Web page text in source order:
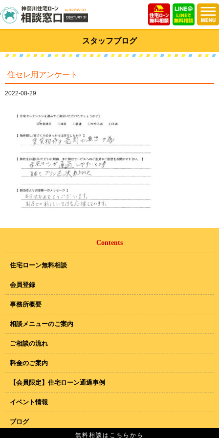
スタッフブログ
住セレ用アンケート
2022-08-29
Contents
住宅ローン無料相談
会員登録
事務所概要
相談メニューのご案内
ご相談の流れ
料金のご案内
【会員限定】住宅ローン通過事例
イベント情報
ブログ
無料相談はこちらから